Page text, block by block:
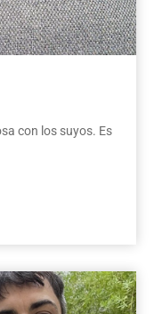
con los suyos. Es